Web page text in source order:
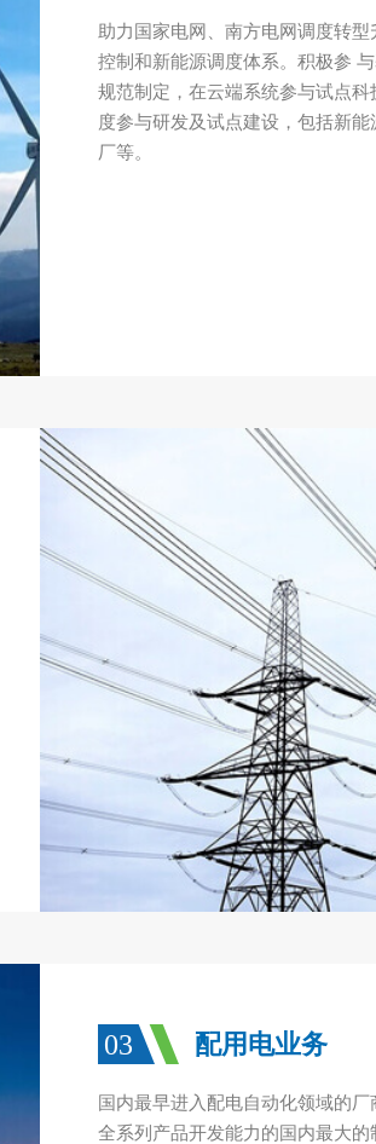
助力国家电网、南方电网调度转
控制和新能源调度体系。积极参
规范制定，在云端系统参与试点
度参与研发及试点建设，包括新
厂等。
03 配用电业务
国内最早进入配电自动化领域的
全系列产品开发能力的国内最大